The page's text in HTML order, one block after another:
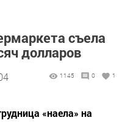
съела
долларов
1145 0 1
«наела» на